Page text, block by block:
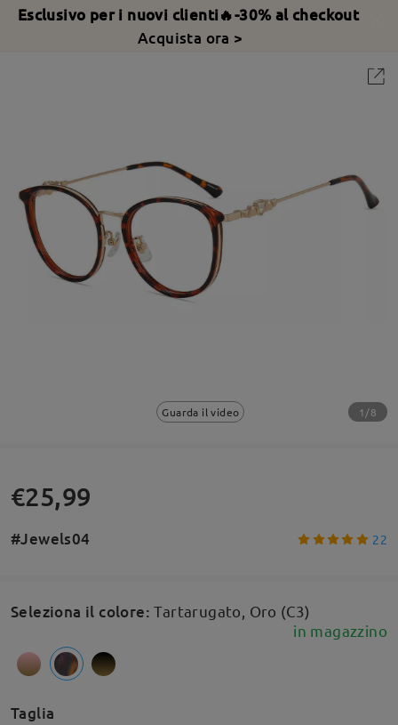
Esclusivo per i nuovi clienti🔥-30% al checkout
Acquista ora >
Guarda il video 1/8
€25,99
#Jewels04 22
Seleziona il colore:Tartarugato, Oro (C3)
in magazzino
Taglia